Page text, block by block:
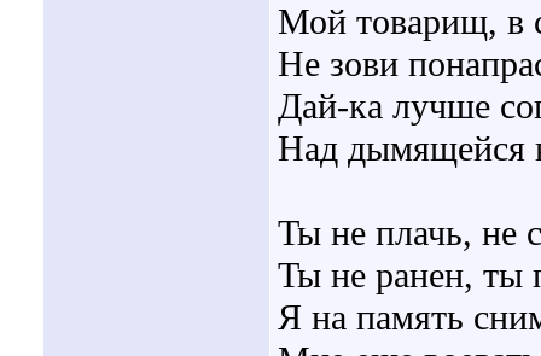
Мой товарищ, в
Не зови
Дай-ка лучше
Над дымящейся
Ты не плачь, не
Ты не ранен, ты
Я на память